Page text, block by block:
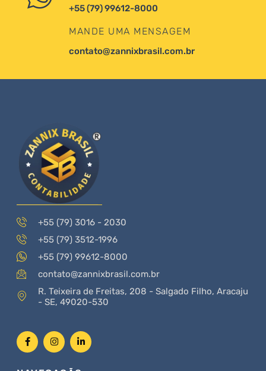
+55 (79) 99612-8000
MANDE UMA MENSAGEM
contato@zannixbrasil.com.br
+55 (79) 3016 - 2030
+55 (79) 3512-1996
+55 (79) 99612-8000
contato@zannixbrasil.com.br
R. Teixeira de Freitas, 208 - Salgado Filho, Aracaju
- SE, 49020-530